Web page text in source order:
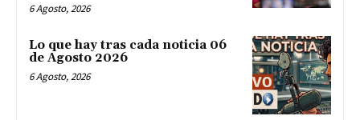
6 Agosto, 2026
Lo que hay tras cada noticia 06
de Agosto 2026
6 Agosto, 2026